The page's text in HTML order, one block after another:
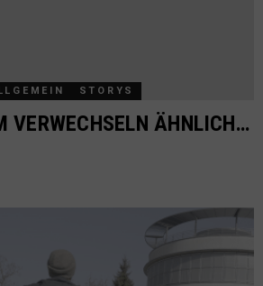
STORYS
VERWECHSELN ÄHNLICH…